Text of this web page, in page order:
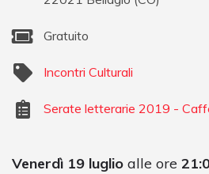
Gratuito
Incontri Culturali
Serate letterarie 2019 -
Venerdì 19 luglio alle ore